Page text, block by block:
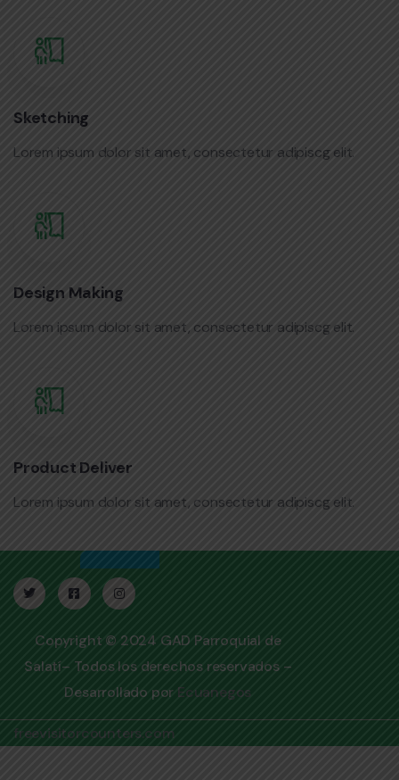
Sketching
Lorem ipsum dolor sit amet, consectetur adipiscg elit.
Design Making
Lorem ipsum dolor sit amet, consectetur adipiscg elit.
Product Deliver
Lorem ipsum dolor sit amet, consectetur adipiscg elit.
Copyright © 2024 GAD Parroquial de
Salatí– Todos los derechos reservados –
Desarrollado por Ecuanegos
freevisitorcounters.com